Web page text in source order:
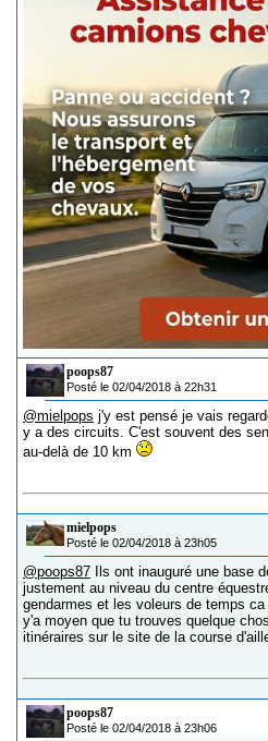
poops87
Posté le 02/04/2018 à 22h31
@mielpops j'y est pensé je vais
y a des circuits. C'est souvent des
au-delà de 10 km
mielpops
Posté le 02/04/2018 à 23h05
@poops87 Ils ont inauguré une base
justement au niveau du centre
gendarmes et les voleurs de temps
y'a moyen que tu trouves quelque
itinéraires sur le site de la course
poops87
Posté le 02/04/2018 à 23h06